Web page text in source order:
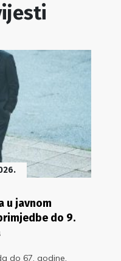
u javnom
do 9.
do 67. godine,